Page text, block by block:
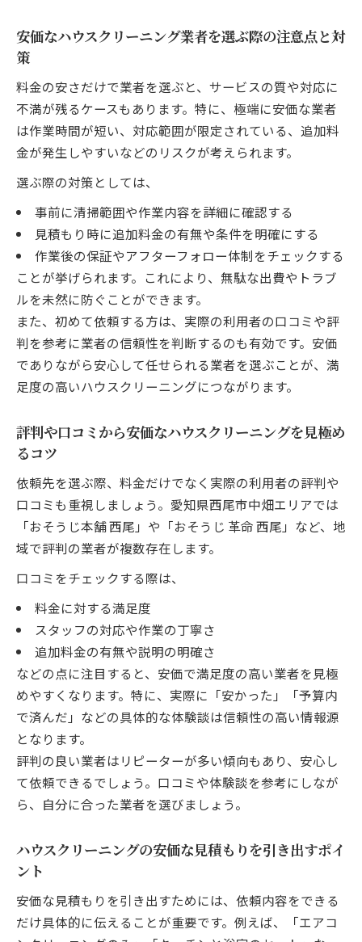
引例
安価なハウスクリーニング実現のコツと注意点
ハウスクリーニングを安価に収めるための
工夫と事前準備
めるポイント
部分清掃を活用した安価なハウスクリーニ
ングの方法
閑散期の割引を利用したハウスクリーニン
グの節約術
安価なハウスクリーニング依頼後のトラブ
ル回避策
部分清掃と全体清掃の費用を徹底比較する視点
ハウスクリーニング部分清掃と全体清掃の
安価に抑えるための部分清掃と全体清掃の
部屋別・箇所別ハウスクリーニング費用の
比較事例
エアコンや水回り部分清掃の安価な活用ポ
イント
全体清掃依頼時に安価にするための交渉ポ
予算内で満足できるハウスクリーニングの秘訣
ハウスクリーニングを予算内で依頼する計
画の立て方
安価で満足度の高いハウスクリーニングの
選択ポイント
口コミや評判を活用し理想のハウスクリー
ニングを実現
見積内容の確認で安心して安価な依頼をす
るコツ
依頼時の注意
安価なハウスクリーニング業者を選ぶ際の注意点と対
策
料金の安さだけで業者を選ぶと、サービスの質や対応に
不満が残るケースもあります。特に、極端に安価な業者
は作業時間が短い、対応範囲が限定されている、追加料
金が発生しやすいなどのリスクが考えられます。
選ぶ際の対策としては、
事前に清掃範囲や作業内容を詳細に確認する
見積もり時に追加料金の有無や条件を明確にする
作業後の保証やアフターフォロー体制をチェックする
ことが挙げられます。これにより、無駄な出費やトラブ
ルを未然に防ぐことができます。
また、初めて依頼する方は、実際の利用者の口コミや評
判を参考に業者の信頼性を判断するのも有効です。安価
でありながら安心して任せられる業者を選ぶことが、満
足度の高いハウスクリーニングにつながります。
評判や口コミから安価なハウスクリーニングを見極め
るコツ
依頼先を選ぶ際、料金だけでなく実際の利用者の評判や
口コミも重視しましょう。愛知県西尾市中畑エリアでは
「おそうじ本舗 西尾」や「おそうじ 革命 西尾」など、地
域で評判の業者が複数存在します。
口コミをチェックする際は、
料金に対する満足度
スタッフの対応や作業の丁寧さ
追加料金の有無や説明の明確さ
などの点に注目すると、安価で満足度の高い業者を見極
めやすくなります。特に、実際に「安かった」「予算内
で済んだ」などの具体的な体験談は信頼性の高い情報源
となります。
評判の良い業者はリピーターが多い傾向もあり、安心し
て依頼できるでしょう。口コミや体験談を参考にしなが
ら、自分に合った業者を選びましょう。
ハウスクリーニングの安価な見積もりを引き出すポイ
ント
安価な見積もりを引き出すためには、依頼内容をできる
だけ具体的に伝えることが重要です。例えば、「エアコ